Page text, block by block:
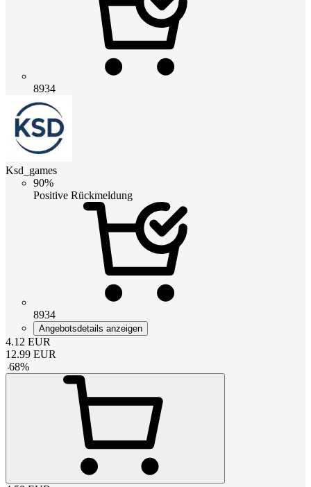
8934
Ksd_games
90%
Positive Rückmeldung
8934
Angebotsdetails anzeigen
4.12 EUR
12.99 EUR
-68%